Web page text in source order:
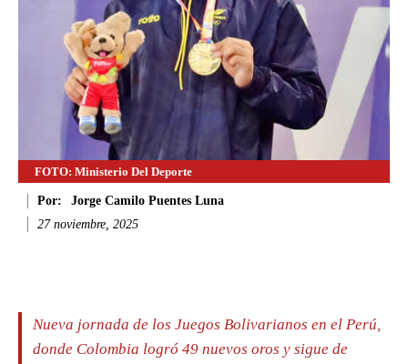
FOTO: Ministerio Del Deporte
Por:
Jorge Camilo Puentes Luna
27 noviembre, 2025
Nueva jornada de los Juegos Bolivarianos en el Perú,
donde Colombia logró 49 nuevos oros y sigue de